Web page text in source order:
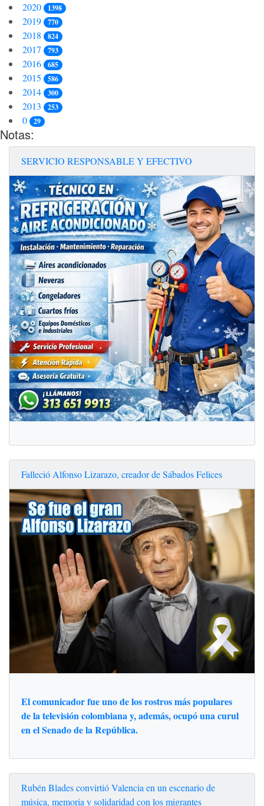
2020 1398
2019 770
2018 824
2017 793
2016 685
2015 586
2014 300
2013 253
0 29
Notas:
SERVICIO RESPONSABLE Y EFECTIVO
Falleció Alfonso Lizarazo, creador de Sábados Felices
El comunicador fue uno de los rostros más populares
de la televisión colombiana y, además, ocupó una curul
en el Senado de la República.
Rubén Blades convirtió Valencia en un escenario de
música, memoria y solidaridad con los migrantes